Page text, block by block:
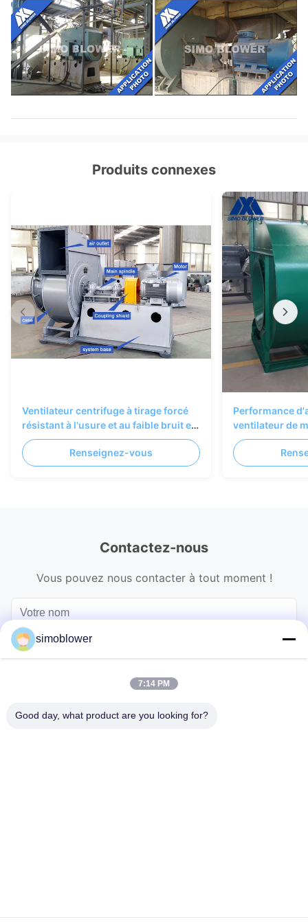
Produits connexes
Ventilateur centrifuge à tirage forcé
résistant à l'usure et au faible bruit en
acier inoxydable pour chaudière et
transport de matériaux
Renseignez-vous
Performance
ventilateur de
d'alimentation
Contactez-nous
Vous pouvez nous contacter à tout moment !
simoblower
7:14 PM
Good day, what product are you looking for?